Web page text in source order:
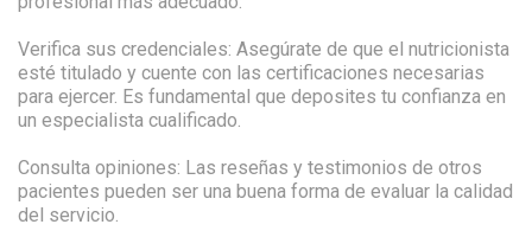
Verifica sus credenciales: Asegúrate de que el nutricionista
esté titulado y cuente con las certificaciones necesarias
para ejercer. Es fundamental que deposites tu confianza en
un especialista cualificado.
Consulta opiniones: Las reseñas y testimonios de otros
pacientes pueden ser una buena forma de evaluar la calidad
del servicio.